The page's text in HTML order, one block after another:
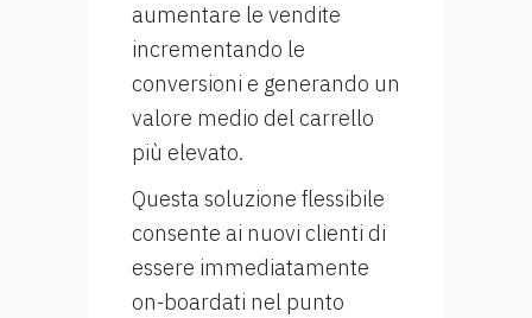
aumentare le vendite
incrementando le
conversioni e generando un
valore medio del carrello
più elevato.
Questa soluzione flessibile
consente ai nuovi clienti di
essere immediatamente
on-boardati nel punto